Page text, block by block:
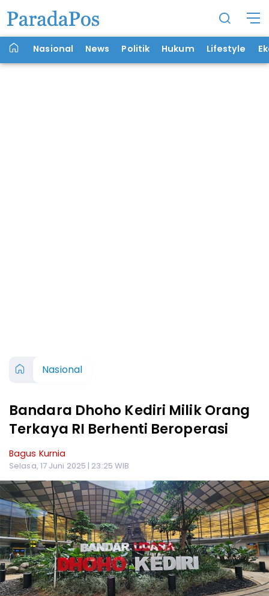
Nasional News Politik Hukum Lifestyle
Nasional
Bandara Dhoho Kediri Milik Orang
Terkaya RI Berhenti Beroperasi
Bagus Kurnia
Selasa, 17 Juni 2025 | 23:25 WIB